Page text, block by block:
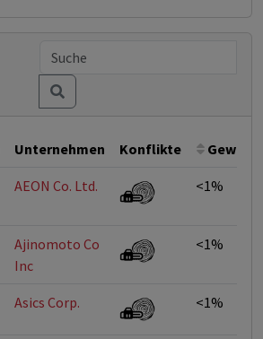
Unternehmen Konflikte
AEON Co. Ltd. <1%
Ajinomoto Co
Inc
<1%
Asics Corp. <1%